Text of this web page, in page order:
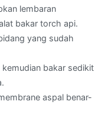
lembaran
bakar torch api.
yang sudah
kemudian bakar sedikit
aspal benar-